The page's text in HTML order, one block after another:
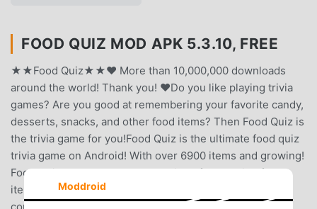
FOOD QUIZ MOD APK 5.3.10, FREE
★★Food Quiz★★♥ More than 10,000,000 downloads
around the world! Thank you! ♥Do you like playing trivia
games? Are you good at remembering your favorite candy,
desserts, snacks, and other food items? Then Food Quiz is
the trivia game for you!Food Quiz is the ultimate food quiz
trivia game on Android! With over 6900 items and growing!
Food Quiz has the largest collection of worldwide food
items; this will allow you to discover foods from various
Moddroid